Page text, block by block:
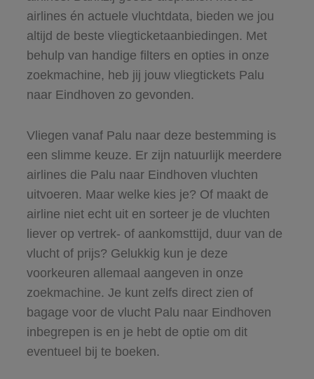
airlines én actuele vluchtdata, bieden we jou
altijd de beste vliegticketaanbiedingen. Met
behulp van handige filters en opties in onze
zoekmachine, heb jij jouw vliegtickets Palu
naar Eindhoven zo gevonden.
Vliegen vanaf Palu naar deze bestemming is
een slimme keuze. Er zijn natuurlijk meerdere
airlines die Palu naar Eindhoven vluchten
uitvoeren. Maar welke kies je? Of maakt de
airline niet echt uit en sorteer je de vluchten
liever op vertrek- of aankomsttijd, duur van de
vlucht of prijs? Gelukkig kun je deze
voorkeuren allemaal aangeven in onze
zoekmachine. Je kunt zelfs direct zien of
bagage voor de vlucht Palu naar Eindhoven
inbegrepen is en je hebt de optie om dit
eventueel bij te boeken.